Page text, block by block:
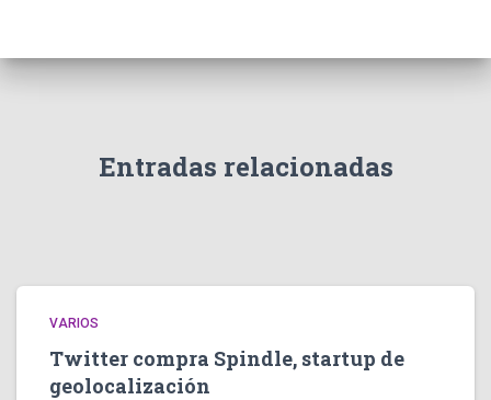
Entradas relacionadas
VARIOS
Twitter compra Spindle, startup de
geolocalización